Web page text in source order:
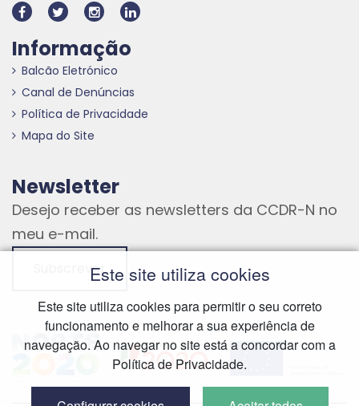
Informação
Balcão Eletrónico
Canal de Denúncias
Política de Privacidade
Mapa do Site
Newsletter
Desejo receber as newsletters da CCDR-N no
meu e-mail.
Subscrever
Hiperligação externaHiperligação externaHiperligação externa
Este site utiliza cookies
Este site utiliza cookies para permitir o seu correto
funcionamento e melhorar a sua experiência de
navegação. Ao navegar no site está a concordar com a
Política de Privacidade.